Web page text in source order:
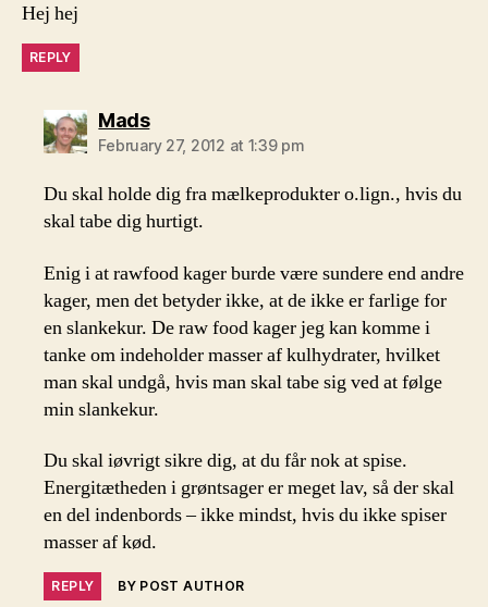
Hej hej
REPLY
Madssays:
February 27, 2012 at 1:39 pm
Du skal holde dig fra mælkeprodukter o.lign., hvis du
skal tabe dig hurtigt.
Enig i at rawfood kager burde være sundere end andre
kager, men det betyder ikke, at de ikke er farlige for
en slankekur. De raw food kager jeg kan komme i
tanke om indeholder masser af kulhydrater, hvilket
man skal undgå, hvis man skal tabe sig ved at følge
min slankekur.
Du skal iøvrigt sikre dig, at du får nok at spise.
Energitætheden i grøntsager er meget lav, så der skal
en del indenbords – ikke mindst, hvis du ikke spiser
masser af kød.
REPLY BY POST AUTHOR